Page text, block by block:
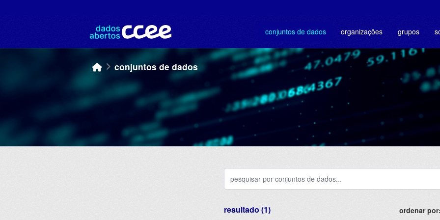
conjuntos de dados organizações grupos
conjuntos de dados
ordenar por
resultado (1)